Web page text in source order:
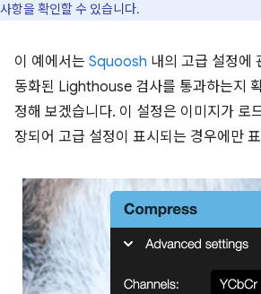
사항을 확인할 수 있습니다.
이 예에서는 Squoosh 내의 고급 설정에
동화된 Lighthouse 검사를 통과하는지
정해 보겠습니다. 이 설정은 이미지가 로
장되어 고급 설정이 표시되는 경우에만